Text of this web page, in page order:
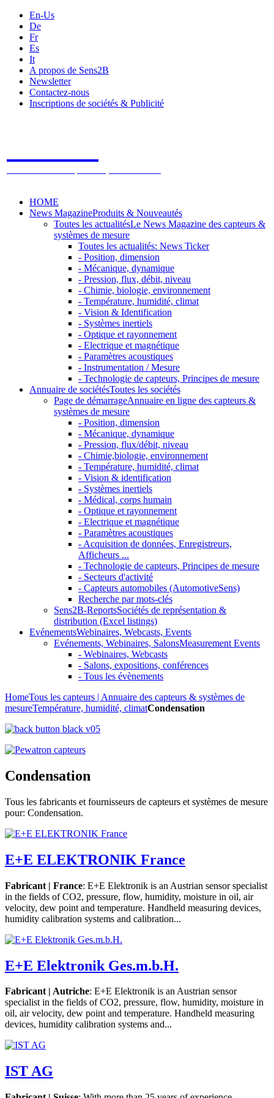
En-Us
De
Fr
Es
It
A propos de Sens2B
Newsletter
Contactez-nous
Inscriptions de sociétés & Publicité
HOME
News MagazineProduits & Nouveautés
Toutes les actualitésLe News Magazine des capteurs &
systèmes de mesure
Toutes les actualités: News Ticker
- Position, dimension
- Mécanique, dynamique
- Pression, flux, débit, niveau
- Chimie, biologie, environnement
- Température, humidité, climat
- Vision & Identification
- Systèmes inertiels
- Optique et rayonnement
- Electrique et magnétique
- Paramètres acoustiques
- Instrumentation / Mesure
- Technologie de capteurs, Principes de mesure
Annuaire de sociétésToutes les sociétés
Page de démarrageAnnuaire en ligne des capteurs &
systèmes de mesure
- Position, dimension
- Mécanique, dynamique
- Pression, flux/débit, niveau
- Chimie,biologie, environnement
- Température, humidité, climat
- Vision & identification
- Systèmes inertiels
- Médical, corps humain
- Optique et rayonnement
- Electrique et magnétique
- Paramètres acoustiques
- Acquisition de données, Enregistreurs,
Afficheurs ...
- Technologie de capteurs, Principes de mesure
- Secteurs d'activité
- Capteurs automobiles (AutomotiveSens)
Recherche par mots-clés
Sens2B-ReportsSociétés de représentation &
distribution (Excel listings)
EvénementsWebinaires, Webcasts, Events
Evénements, Webinaires, SalonsMeasurement Events
- Webinaires, Webcasts
- Salons, expositions, conférences
- Tous les évènements
HomeTous les capteurs | Annuaire des capteurs & systèmes de
mesureTempérature, humidité, climatCondensation
Condensation
Tous les fabricants et fournisseurs de capteurs et systèmes de mesure
pour: Condensation.
E+E ELEKTRONIK France
Fabricant | France: E+E Elektronik is an Austrian sensor specialist
in the fields of CO2, pressure, flow, humidity, moisture in oil, air
velocity, dew point and temperature. Handheld measuring devices,
humidity calibration systems and calibration...
E+E Elektronik Ges.m.b.H.
Fabricant | Autriche: E+E Elektronik is an Austrian sensor
specialist in the fields of CO2, pressure, flow, humidity, moisture in
oil, air velocity, dew point and temperature. Handheld measuring
devices, humidity calibration systems and...
IST AG